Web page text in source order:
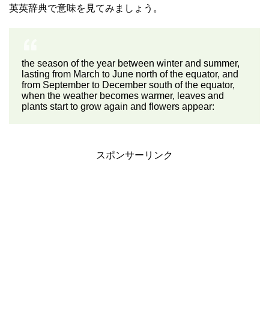
英英辞典で意味を見てみましょう。
the season of the year between winter and summer,
lasting from March to June north of the equator, and
from September to December south of the equator,
when the weather becomes warmer, leaves and
plants start to grow again and flowers appear:
スポンサーリンク